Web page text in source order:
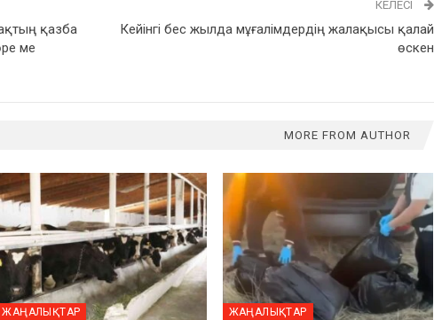
қазба
ме
КЕЛЕСІ
Кейінгі бес жылда мұғалімдердің жалақысы қалай
өскен
MORE FROM AUTHOR
ЖАҢАЛЫҚТАР ЖАҢАЛЫҚТАР